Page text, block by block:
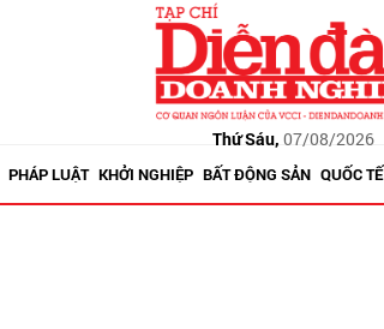
Thứ Sáu, 07/08/2026
PHÁP LUẬT KHỞI NGHIỆP BẤT ĐỘNG SẢN QUỐC TẾ